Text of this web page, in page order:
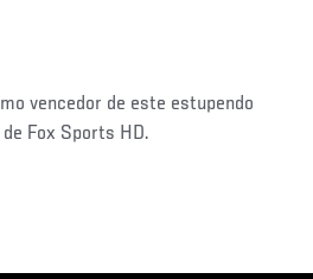
vencedor de este estupendo
Fox Sports HD.